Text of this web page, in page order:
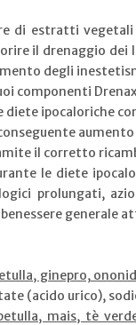
di estratti vegetali
il drenaggio dei
degli
componenti
ipocaloriche
il corretto
le diete
prolungati,
generale
ginepro,
(acido urico),
mais, tè